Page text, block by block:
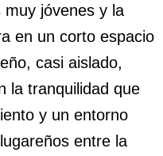
muy jóvenes y la
en un corto espacio
casi aislado,
la tranquilidad que
y un entorno
entre la